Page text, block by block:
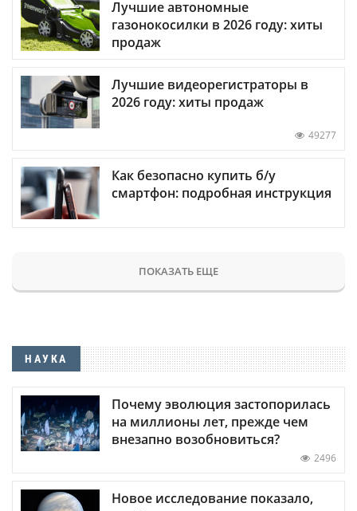
Лучшие автономные
газонокосилки в 2026 году: хиты
продаж
Лучшие видеорегистраторы в
2026 году: хиты продаж
49277
Как безопасно купить б/у
смартфон: подробная инструкция
ПОКАЗАТЬ ЕЩЕ
НАУКА
Почему эволюция застопорилась
на миллионы лет, прежде чем
внезапно возобновиться?
2496
Новое исследование показало,